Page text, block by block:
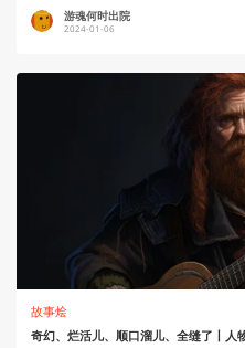
游魂何时出院
2024-01-06
故事烩
奇幻、烂活儿、顺口溜儿、全缝了丨